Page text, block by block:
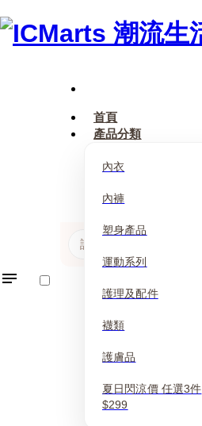
首頁
產品分類
內衣
內褲
塑身產品
運動系列
護理及配件
襪類
護膚品
夏日閃涼價 任選3件
$299